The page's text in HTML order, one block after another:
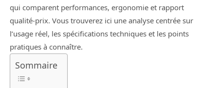
qui comparent performances, ergonomie et rapport
qualité-prix. Vous trouverez ici une analyse centrée sur
l’usage réel, les spécifications techniques et les points
pratiques à connaître.
Sommaire